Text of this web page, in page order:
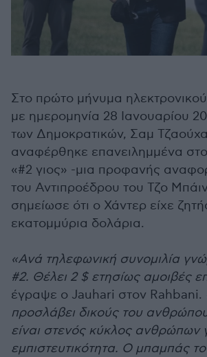
Στο πρώτο μήνυμα
με ημερομηνία 28 Ιανουαρίου
των Δημοκρατικών, Σαμ
αναφέρθηκε επανειλημμένα
«#2 γιος» -μια προφανής
του Αντιπροέδρου του Τζο
σημείωσε ότι ο Χάντερ είχε
εκατομμύρια δολάρια.
«Ανά τηλεφωνική συνομιλία
#2. Θέλει 2 $ ετησίως αμοιβές
έγραψε ο Jauhari στον Rahbani.
προσλάβει δικούς του
είναι στενός κύκλος ανθρώπων
εμπιστευτικότητα. Ο μπαμπάς